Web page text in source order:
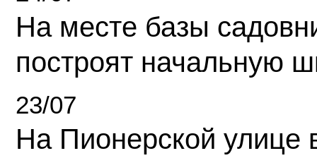
На месте базы
построят начальную
23/07
На Пионерской улице